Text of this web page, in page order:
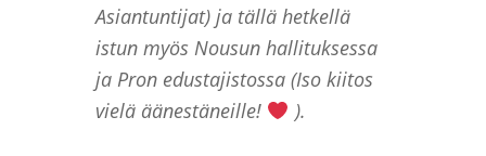
Asiantuntijat) ja tällä hetkellä
istun myös Nousun hallituksessa
ja Pron edustajistossa (Iso kiitos
vielä äänestäneille!
).